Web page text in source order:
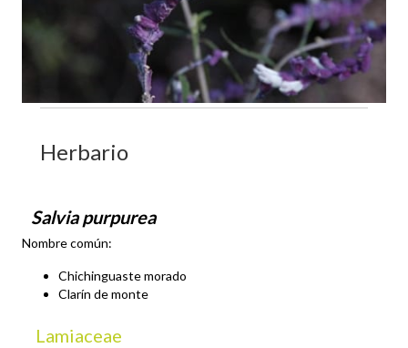
Herbario
Salvia purpurea
Nombre común:
Chichinguaste morado
Clarín de monte
Lamiaceae